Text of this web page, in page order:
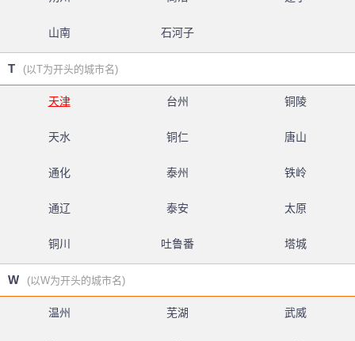
山南 石河子
T (以T为开头的城市名)
天津 台州 铜陵
天水 铜仁 唐山
通化 泰州 铁岭
通辽 泰安 太原
铜川 吐鲁番 塔城
W (以W为开头的城市名)
温州 芜湖 武威